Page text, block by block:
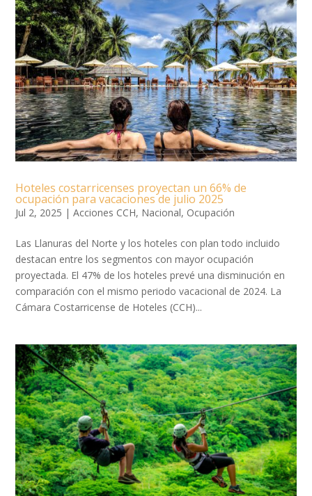
Hoteles costarricenses proyectan un 66% de
ocupación para vacaciones de julio 2025
Jul 2, 2025 |Acciones CCH, Nacional, Ocupación
Las Llanuras del Norte y los hoteles con plan todo incluido
destacan entre los segmentos con mayor ocupación
proyectada. El 47% de los hoteles prevé una disminución en
comparación con el mismo periodo vacacional de 2024. La
Cámara Costarricense de Hoteles (CCH)...